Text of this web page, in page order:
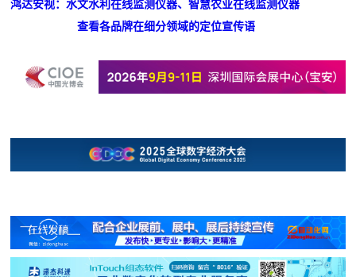
鸿达安视：水文水利在线监测仪器、智慧农业在线监测仪器
查看各品牌在细分领域的定位宣传语